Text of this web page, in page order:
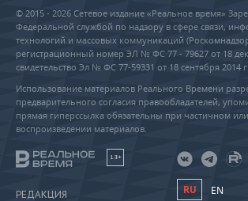
© 2015 - 2026 Сетевое издание «Реальное время»
Федеральной службой по надзору в сфере связи,
технологий и массовых коммуникаций
регистрационный номер ЭЛ № ФС 77 - 79627 от 18
свидетельство Эл № ФС 77-59331 от 18 сентября 2014
Использование материалов Реального Времени
предварительного согласия правообладателей,
прямая гиперссылка обязательны при частичном
воспроизведении материалов.
18+
РЕДАКЦИЯ RU EN